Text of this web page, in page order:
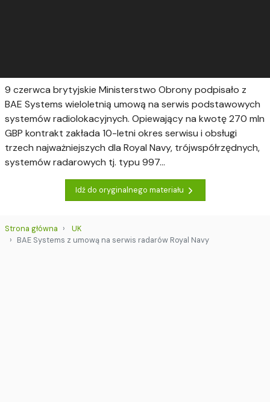
9 czerwca brytyjskie Ministerstwo Obrony podpisało z
BAE Systems wieloletnią umową na serwis podstawowych
systemów radiolokacyjnych. Opiewający na kwotę 270 mln
GBP kontrakt zakłada 10-letni okres serwisu i obsługi
trzech najważniejszych dla Royal Navy, trójwspółrzędnych,
systemów radarowych tj. typu 997...
Idź do oryginalnego materiału
Strona główna
UK
BAE Systems z umową na serwis radarów Royal Navy